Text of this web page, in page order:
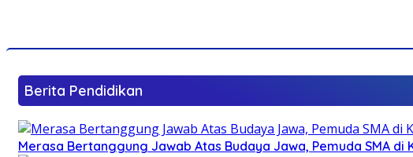
Berita Pendidikan
Merasa Bertanggung Jawab Atas Budaya Jawa, Pemuda SMA